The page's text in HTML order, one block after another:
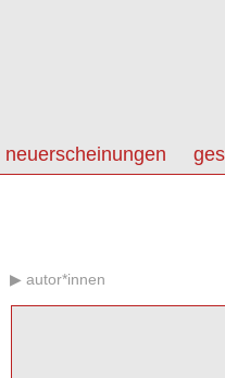
neuerscheinungen
autor*innen